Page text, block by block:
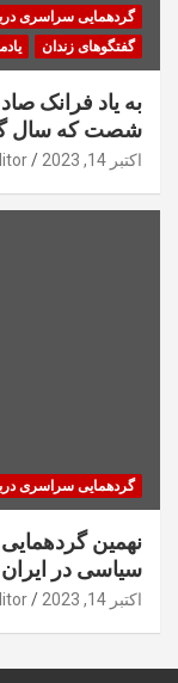
گردهمایی سراسری
گفتگوهای زندان
به یاد فرانک
شصت که سال
اکتبر 14, 2023
گردهمایی سراسری
نهمین
سیاسی در ایران:
اکتبر 14, 2023